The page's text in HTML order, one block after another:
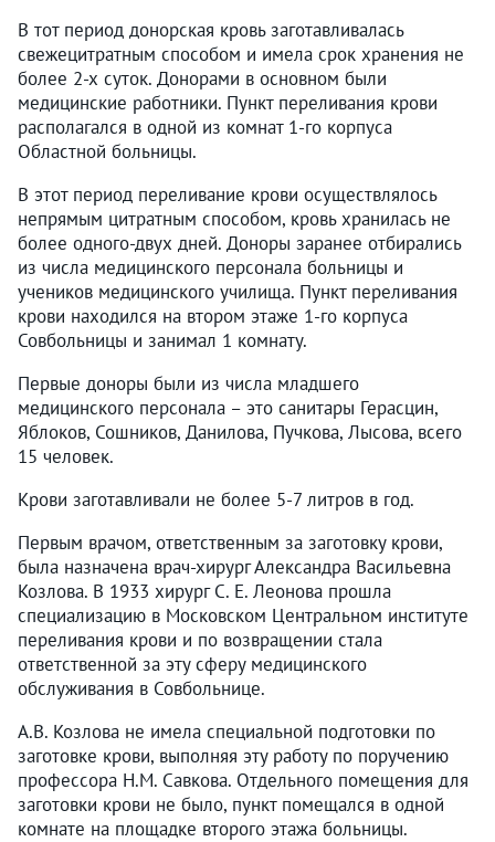
В тот период донорская кровь заготавливалась
свежецитратным способом и имела срок хранения не
более 2-х суток. Донорами в основном были
медицинские работники. Пункт переливания крови
располагался в одной из комнат 1-го корпуса
Областной больницы.
В этот период переливание крови осуществлялось
непрямым цитратным способом, кровь хранилась не
более одного-двух дней. Доноры заранее отбирались
из числа медицинского персонала больницы и
учеников медицинского училища. Пункт переливания
крови находился на втором этаже 1-го корпуса
Совбольницы и занимал 1 комнату.
Первые доноры были из числа младшего
медицинского персонала – это санитары Герасцин,
Яблоков, Сошников, Данилова, Пучкова, Лысова, всего
15 человек.
Крови заготавливали не более 5-7 литров в год.
Первым врачом, ответственным за заготовку крови,
была назначена врач-хирург Александра Васильевна
Козлова. В 1933 хирург С. Е. Леонова прошла
специализацию в Московском Центральном институте
переливания крови и по возвращении стала
ответственной за эту сферу медицинского
обслуживания в Совбольнице.
А.В. Козлова не имела специальной подготовки по
заготовке крови, выполняя эту работу по поручению
профессора Н.М. Савкова. Отдельного помещения для
заготовки крови не было, пункт помещался в одной
комнате на площадке второго этажа больницы.